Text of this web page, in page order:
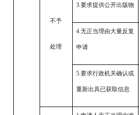
不予
处理
3.要求提供公开出版物
4.无正当理由大量反复
申请
5.要求行政机关确认或
重新出具已获取信息